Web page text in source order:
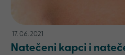
17. 06. 2021
Natečeni kapci i